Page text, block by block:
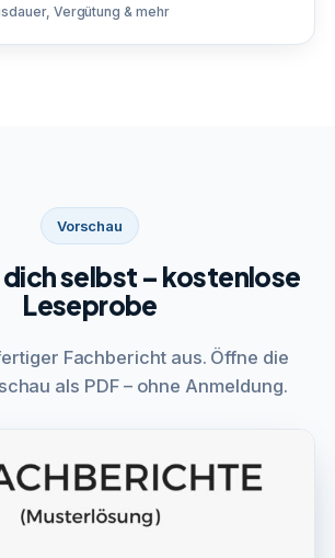
Vergütung & mehr
Vorschau
selbst – kostenlose
Leseprobe
Fachbericht aus. Öffne die
als PDF – ohne Anmeldung.